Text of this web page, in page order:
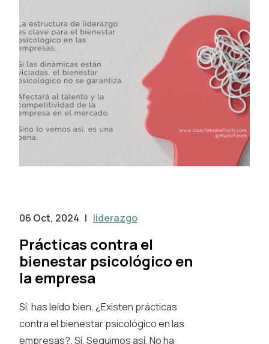
06 Oct, 2024 | liderazgo
Prácticas contra el
bienestar psicológico en
la empresa
Sí, has leído bien. ¿Existen prácticas
contra el bienestar psicológico en las
empresas?. Sí. Seguimos así. No ha